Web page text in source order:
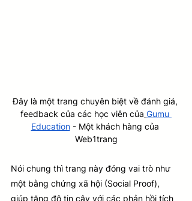
Đây là một trang chuyên biệt về đánh giá,
feedback của các học viên của Gumu
Education - Một khách hàng của
Web1trang
Nói chung thì trang này đóng vai trò như
một bằng chứng xã hội (Social Proof),
giúp tăng độ tin cậy với các phản hồi tích